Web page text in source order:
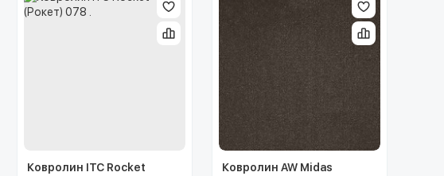
Ковролин ITC Rocket
Ковролин AW Midas